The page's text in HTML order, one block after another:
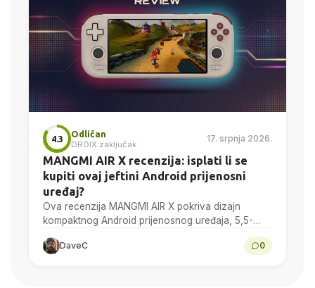
4.3
Odličan
DROIX zaključak
17. srpnja 2026.
MANGMI AIR X recenzija: isplati li se
kupiti ovaj jeftini Android prijenosni
uređaj?
Ova recenzija MANGMI AIR X pokriva dizajn
kompaktnog Android prijenosnog uređaja, 5,5-
662, Android gaming, emulaciju, trajanje baterije i
DaveC 0